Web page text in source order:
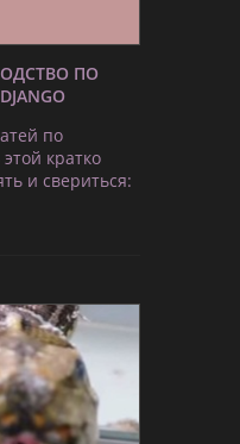
ПО
по
кратко
и свериться: